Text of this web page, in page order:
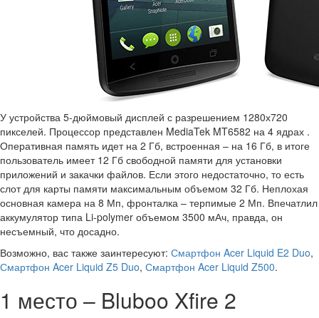
У устройства 5-дюймовый дисплей с разрешением 1280х720
пикселей. Процессор представлен MediaTek MT6582 на 4 ядрах .
Оперативная память идет на 2 Гб, встроенная – на 16 Гб, в итоге
пользователь имеет 12 Гб свободной памяти для установки
приложений и закачки файлов. Если этого недостаточно, то есть
слот для карты памяти максимальным объемом 32 Гб. Неплохая
основная камера на 8 Мп, фронталка – терпимые 2 Мп. Впечатлил
аккумулятор типа Li-polymer объемом 3500 мАч, правда, он
несъемный, что досадно.
Возможно, вас также заинтересуют: Смартфон Acer Liquid E2 Duo,
Смартфон Acer Liquid Z5 Duo, Смартфон Acer Liquid Z500.
1 место – Bluboo Xfire 2